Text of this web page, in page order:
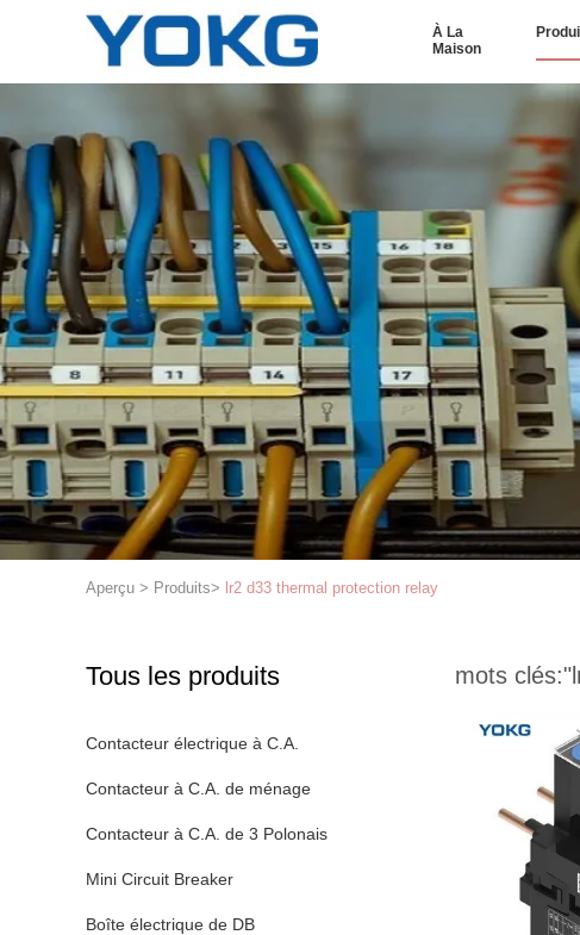
À La
Maison
Aperçu > Produits> lr2 d33 thermal protection relay
Tous les produits
Contacteur électrique à C.A.
Contacteur à C.A. de ménage
Contacteur à C.A. de 3 Polonais
Mini Circuit Breaker
Boîte électrique de DB
mots clés: